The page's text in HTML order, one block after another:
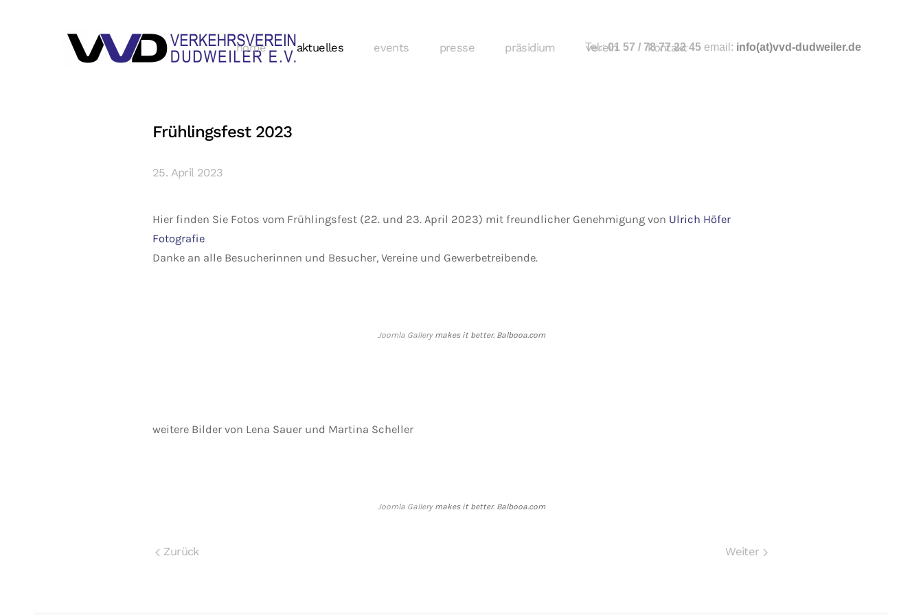
home aktuelles events presse präsidium verein kontakt
Tel.:01 57 / 78 77 22 45 email: info(at)vvd-dudweiler.de
Frühlingsfest 2023
25. April 2023
Hier finden Sie Fotos vom Frühlingsfest (22. und 23. April 2023) mit freundlicher Genehmigung von Ulrich Höfer
Fotografie
Danke an alle Besucherinnen und Besucher, Vereine und Gewerbetreibende.
Joomla Gallerymakes it better. Balbooa.com
weitere Bilder von Lena Sauer und Martina Scheller
Joomla Gallerymakes it better. Balbooa.com
Zurück Weiter